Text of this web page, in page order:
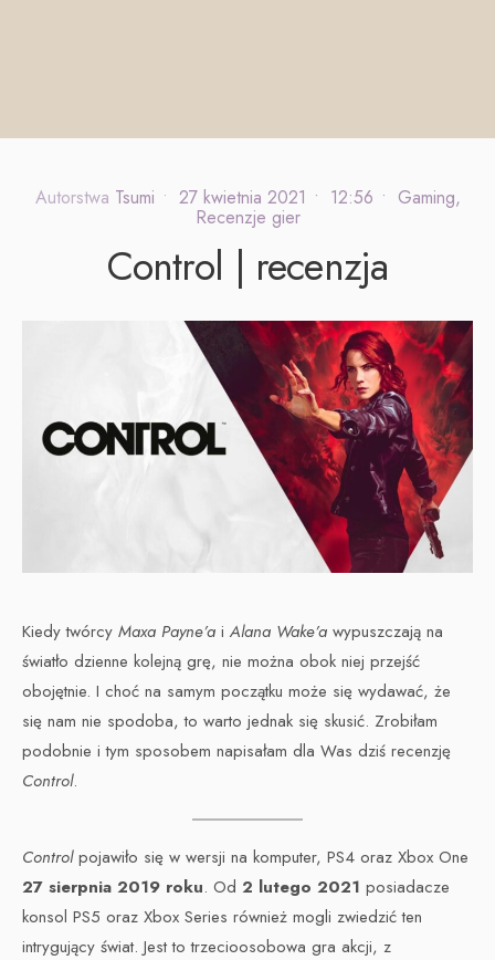
Autorstwa Tsumi • 27 kwietnia 2021 • 12:56 • Gaming,
Recenzje gier
Control | recenzja
Kiedy twórcy Maxa Payne’a i Alana Wake’a wypuszczają na
światło dzienne kolejną grę, nie można obok niej przejść
obojętnie. I choć na samym początku może się wydawać, że
się nam nie spodoba, to warto jednak się skusić. Zrobiłam
podobnie i tym sposobem napisałam dla Was dziś recenzję
Control.
Controlpojawiło się w wersji na komputer, PS4 oraz Xbox One
27 sierpnia 2019 roku. Od 2 lutego 2021 posiadacze
konsol PS5 oraz Xbox Series również mogli zwiedzić ten
intrygujący świat. Jest to trzecioosobowa gra akcji, z